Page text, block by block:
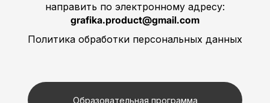
Политика обработки персональных данных
направить по электронному адресу:
grafika.product@gmail.com
Образовательная программа